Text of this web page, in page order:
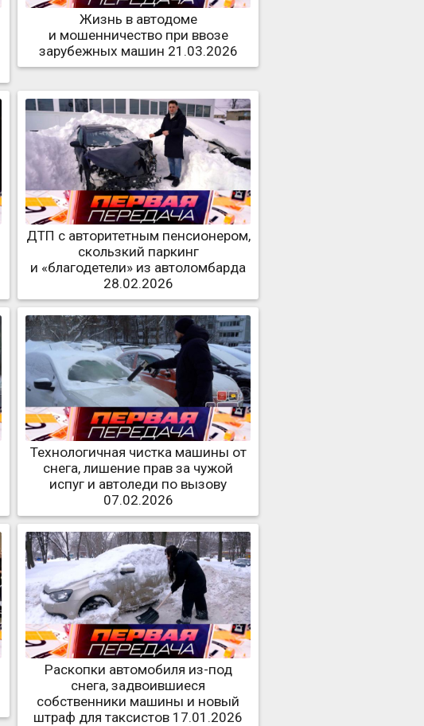
Жизнь в автодоме
и мошенничество при ввозе
зарубежных машин 21.03.2026
ДТП с авторитетным пенсионером,
скользкий паркинг
и «благодетели» из автоломбарда
28.02.2026
Технологичная чистка машины от
снега, лишение прав за чужой
испуг и автоледи по вызову
07.02.2026
Раскопки автомобиля из-под
снега, задвоившиеся
собственники машины и новый
штраф для таксистов 17.01.2026